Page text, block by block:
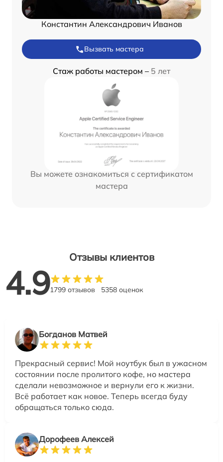
Константин Александрович Иванов
Вызвать мастера
Стаж работы мастером – 5 лет
Вы можете ознакомиться с сертификатом
мастера
Отзывы клиентов
4.91799 отзывов 5358 оценок
Богданов Матвей
Прекрасный сервис! Мой ноутбук был в ужасном
состоянии после пролитого кофе, но мастера
сделали невозможное и вернули его к жизни.
Всё работает как новое. Теперь всегда буду
обращаться только сюда.
Дорофеев Алексей